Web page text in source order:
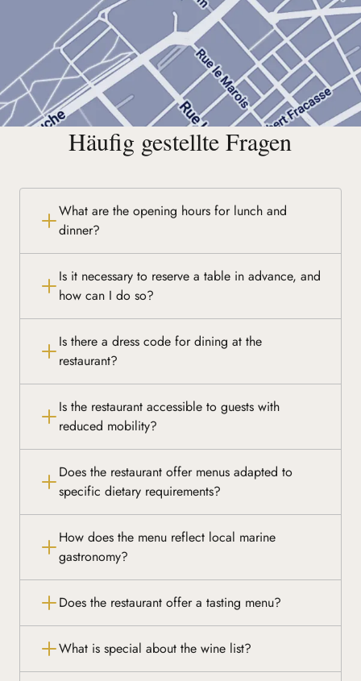
Häufig gestellte Fragen
What are the opening hours for lunch and
dinner?
Is it necessary to reserve a table in advance, and
how can I do so?
Is there a dress code for dining at the
restaurant?
Is the restaurant accessible to guests with
reduced mobility?
Does the restaurant offer menus adapted to
specific dietary requirements?
How does the menu reflect local marine
gastronomy?
Does the restaurant offer a tasting menu?
What is special about the wine list?